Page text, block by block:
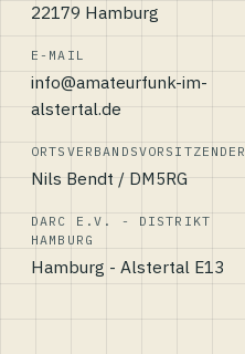
22179 Hamburg
E-MAIL
info@amateurfunk-im-
alstertal.de
ORTSVERBANDSVORSITZENDER
Nils Bendt / DM5RG
DARC E.V. - DISTRIKT
HAMBURG
Hamburg - Alstertal E13